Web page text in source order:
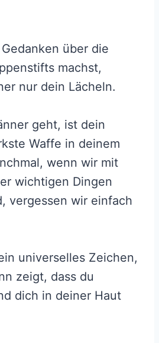
über die
machst,
nur dein Lächeln.
geht, ist dein
Waffe in deinem
wenn wir mit
wichtigen Dingen
vergessen wir einfach
universelles Zeichen,
zeigt, dass du
dich in deiner Haut